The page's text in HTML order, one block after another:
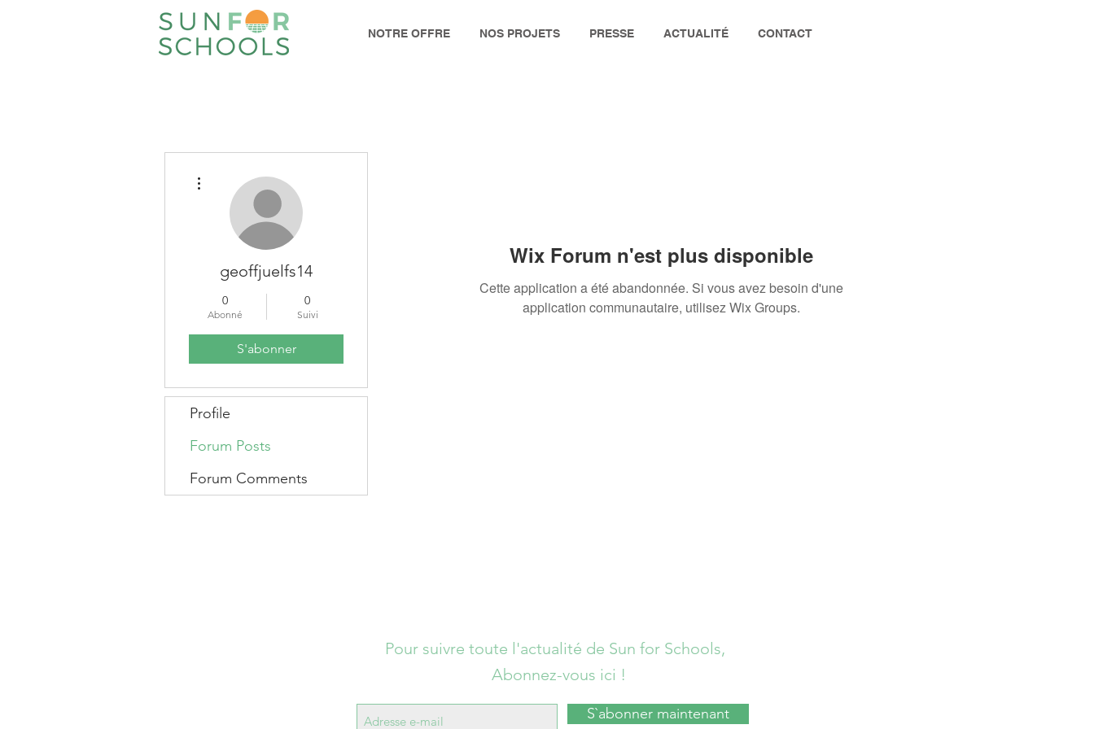
NOTRE OFFRE NOS PROJETS PRESSE ACTUALITÉ CONTACT
Wix Forum n'est plus disponible
Cette application a été abandonnée. Si vous avez besoin d'une
application communautaire, utilisez Wix Groups.
geoffjuelfs14
0
Abonné
0
Suivi
S'abonner
Profile
Forum Posts
Forum Comments
Pour suivre toute l'actualité de Sun for Schools,
Abonnez-vous ici !
S`abonner maintenant